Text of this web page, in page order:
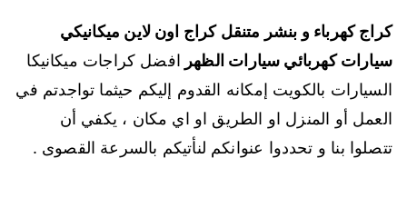
كراج كهرباء و بنشر متنقل كراج اون لاين ميكانيكي
سيارات كهربائي سيارات الظهر افضل كراجات ميكانيكا
السيارات بالكويت إمكانه القدوم إليكم حيثما تواجدتم في
العمل أو المنزل او الطريق او اي مكان ، يكفي أن
تتصلوا بنا و تحددوا عنوانكم لنأتيكم بالسرعة القصوى .